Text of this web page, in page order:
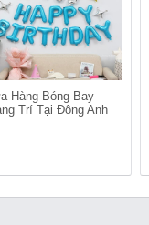
Hàng Bóng Bay
Trí Tại Đông Anh